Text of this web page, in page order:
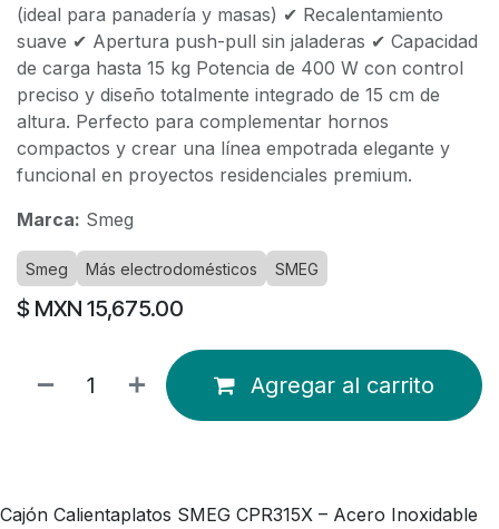
(ideal para panadería y masas) ✔ Recalentamiento
suave ✔ Apertura push-pull sin jaladeras ✔ Capacidad
de carga hasta 15 kg Potencia de 400 W con control
preciso y diseño totalmente integrado de 15 cm de
altura. Perfecto para complementar hornos
compactos y crear una línea empotrada elegante y
funcional en proyectos residenciales premium.
Marca: Smeg
Smeg Más electrodomésticos SMEG
$ MXN 15,675.00
Agregar al carrito
Cajón Calientaplatos SMEG CPR315X – Acero Inoxidable